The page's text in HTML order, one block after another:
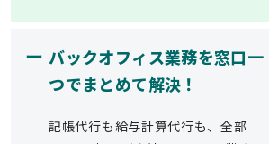
ー バックオフィス業務を窓口一
つでまとめて解決！
記帳代行も給与計算代行も、全部